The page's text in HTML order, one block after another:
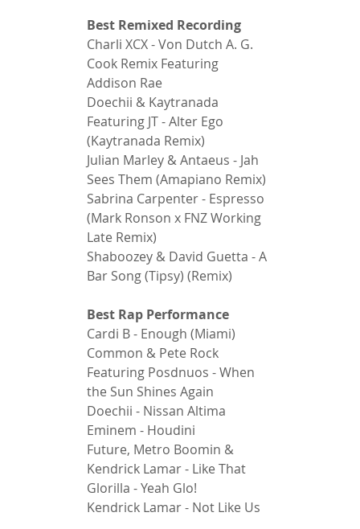
Best Remixed Recording
Charli XCX - Von Dutch A. G.
Cook Remix Featuring
Addison Rae
Doechii & Kaytranada
Featuring JT - Alter Ego
(Kaytranada Remix)
Julian Marley & Antaeus - Jah
Sees Them (Amapiano Remix)
Sabrina Carpenter - Espresso
(Mark Ronson x FNZ Working
Late Remix)
Shaboozey & David Guetta - A
Bar Song (Tipsy) (Remix)
Best Rap Performance
Cardi B - Enough (Miami)
Common & Pete Rock
Featuring Posdnuos - When
the Sun Shines Again
Doechii - Nissan Altima
Eminem - Houdini
Future, Metro Boomin &
Kendrick Lamar - Like That
Glorilla - Yeah Glo!
Kendrick Lamar - Not Like Us